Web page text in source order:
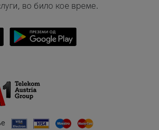
во било кое време.